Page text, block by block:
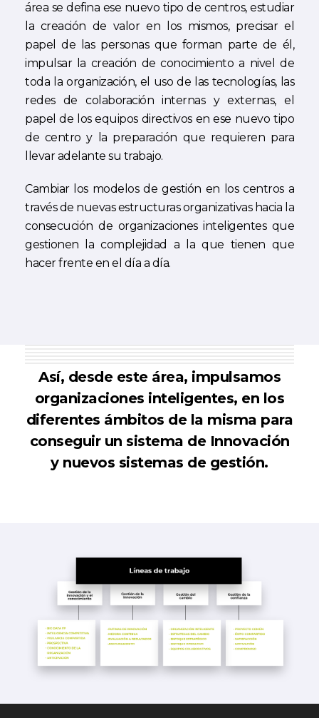
área se defina ese nuevo tipo de centros, estudiar
la creación de valor en los mismos, precisar el
papel de las personas que forman parte de él,
impulsar la creación de conocimiento a nivel de
toda la organización, el uso de las tecnologías, las
redes de colaboración internas y externas, el
papel de los equipos directivos en ese nuevo tipo
de centro y la preparación que requieren para
llevar adelante su trabajo.
Cambiar los modelos de gestión en los centros a
través de nuevas estructuras organizativas hacia la
consecución de organizaciones inteligentes que
gestionen la complejidad a la que tienen que
hacer frente en el día a día.
Así, desde este área, impulsamos
organizaciones inteligentes, en los
diferentes ámbitos de la misma para
conseguir un sistema de Innovación
y nuevos sistemas de gestión.